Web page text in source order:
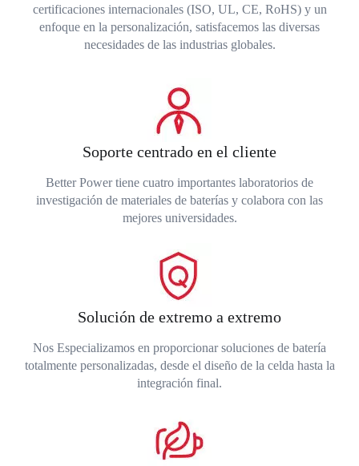
certificaciones internacionales (ISO, UL, CE, RoHS) y un
enfoque en la personalización, satisfacemos las diversas
necesidades de las industrias globales.
Soporte centrado en el cliente
Better Power tiene cuatro importantes laboratorios de
investigación de materiales de baterías y colabora con las
mejores universidades.
Solución de extremo a extremo
Nos Especializamos en proporcionar soluciones de batería
totalmente personalizadas, desde el diseño de la celda hasta la
integración final.